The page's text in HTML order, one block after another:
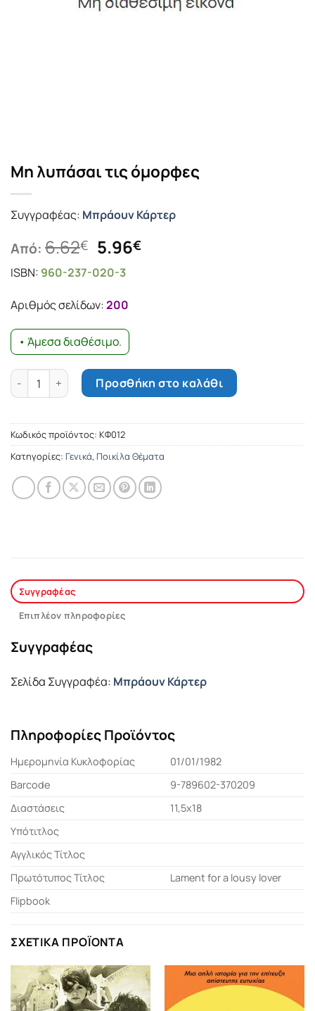
Μη λυπάσαι τις όμορφες
Συγγραφέας: Μπράουν Κάρτερ
Από: 6.62€ Original
price
was:
6.62€.
5.96€Η
ISBN: 960-237-020-3
Αριθμός σελίδων:200
• Άμεσα διαθέσιμο.
Μη λυπάσαι τις όμορφες ποσότητα
Προσθήκη στο καλάθι
Κωδικός προϊόντος: ΚΦ012
Κατηγορίες: Γενικά, Ποικίλα Θέματα
Συγγραφέας
Επιπλέον πληροφορίες
Συγγραφέας
Σελίδα Συγγραφέα: Μπράουν Κάρτερ
Πληροφορίες Προϊόντος
Ημερομηνία Κυκλοφορίας
01/01/1982
Barcode
9-789602-370209
Διαστάσεις
11,5x18
Υπότιτλος
Αγγλικός Τίτλος
Πρωτότυπος Τίτλος
Lament for a lousy lover
Flipbook
ΣΧΕΤΙΚΆ ΠΡΟΪΌΝΤΑ